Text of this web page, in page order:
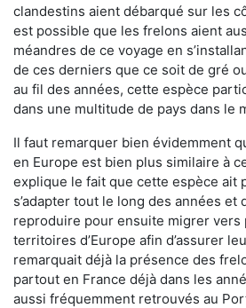
clandestins aient débarqué sur les
est possible que les frelons aient
méandres de ce voyage en
de ces derniers que ce soit de gré
au fil des années, cette espèce
dans une multitude de pays dans le
Il faut remarquer bien évidemment
en Europe est bien plus similaire à
explique le fait que cette espèce ait
s’adapter tout le long des années et
reproduire pour ensuite migrer vers
territoires d’Europe afin d’assurer
remarquait déjà la présence des
partout en France déjà dans les
aussi fréquemment retrouvés au